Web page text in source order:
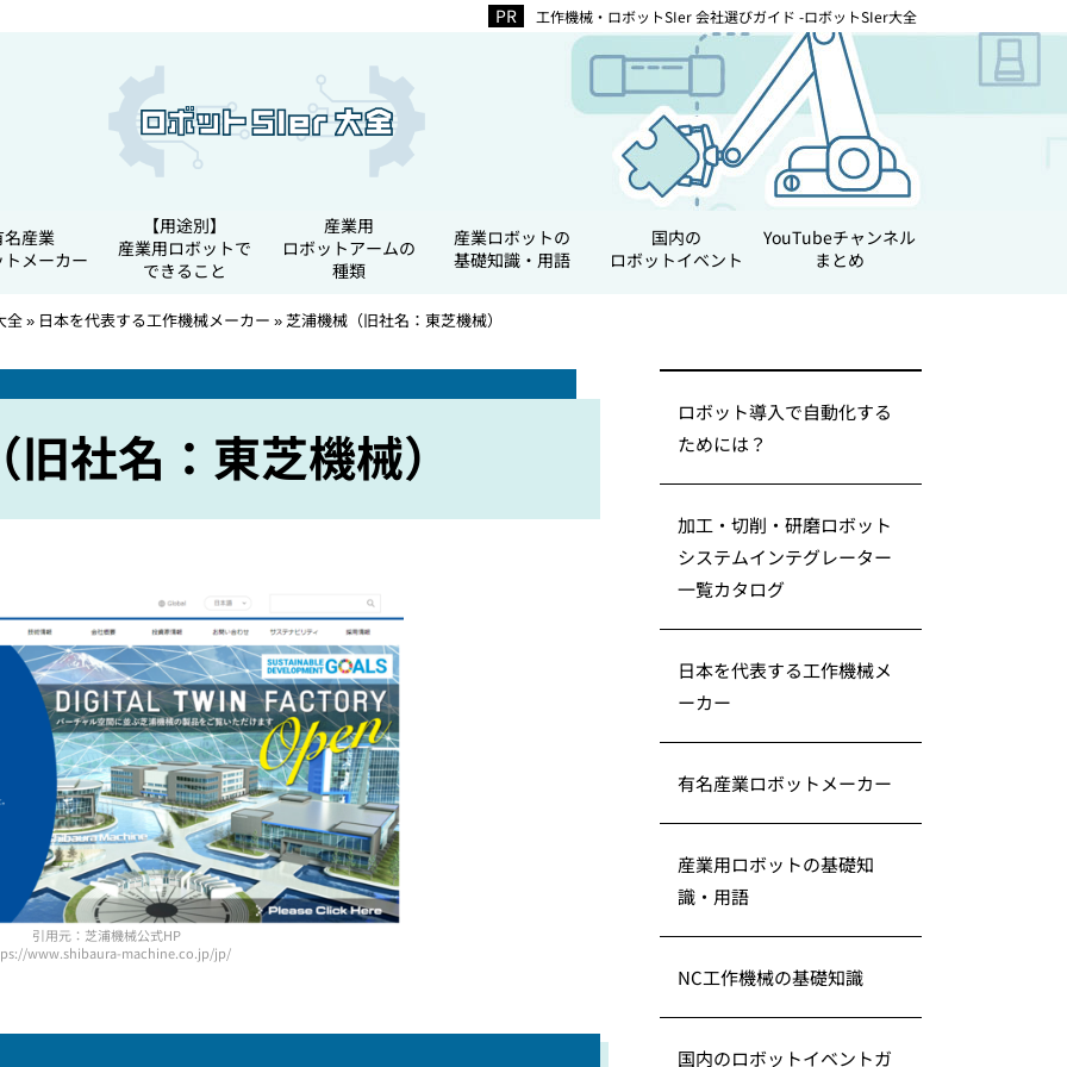
工作機械・ロボットSIer 会社選びガイド -ロボットSIer大全
名産業
メーカー
【用途別】
産業用ロボットで
できること
産業用
ロボットアームの
種類
産業ロボットの
基礎知識・用語
国内の
ロボットイベント
YouTubeチャンネル
まとめ
全» 日本を代表する工作機械メーカー »芝浦機械（旧社名：東芝機械）
社名：東芝機械）
引用元：芝浦機械公式HP
www.shibaura-machine.co.jp/jp/
ロボット導入で自動化する
ためには？
加工・切削・研磨ロボット
システムインテグレーター
一覧カタログ
日本を代表する工作機械メ
ーカー
有名産業ロボットメーカー
産業用ロボットの基礎知
識・用語
NC工作機械の基礎知識
国内のロボットイベントガ